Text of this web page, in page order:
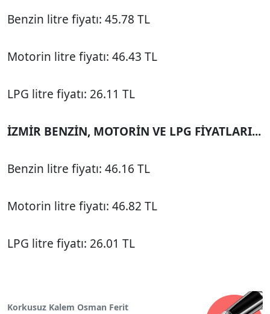
Benzin litre fiyatı: 45.78 TL
Motorin litre fiyatı: 46.43 TL
LPG litre fiyatı: 26.11 TL
İZMİR BENZİN, MOTORİN VE LPG FİYATLARI...
Benzin litre fiyatı: 46.16 TL
Motorin litre fiyatı: 46.82 TL
LPG litre fiyatı: 26.01 TL
Korkusuz Kalem Osman Ferit